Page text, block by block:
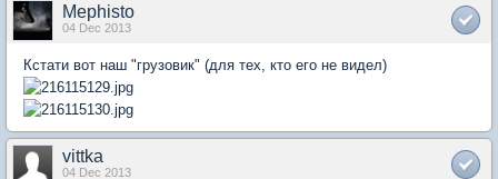
Mephisto
04 Dec 2013
Кстати вот наш "грузовик" (для тех, кто его не видел)
vittka
04 Dec 2013